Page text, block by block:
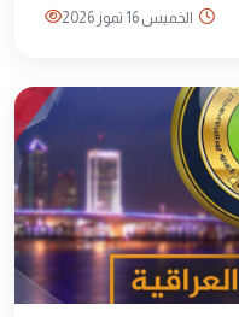
الخميس 16 تموز 2026